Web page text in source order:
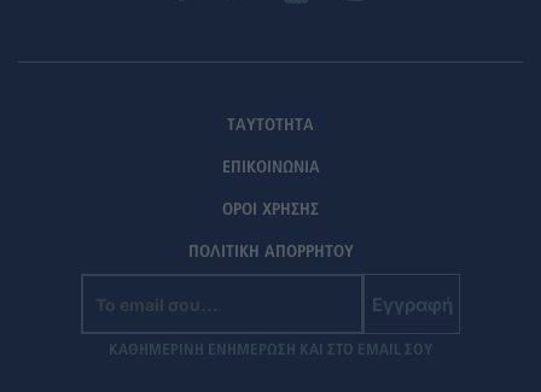
ΤΑΥΤΟΤΗΤΑ
ΕΠΙΚΟΙΝΩΝΙΑ
ΟΡΟΙ ΧΡΗΣΗΣ
ΠΟΛΙΤΙΚΗ ΑΠΟΡΡΗΤΟΥ
Εγγραφή
ΚΑΘΗΜΕΡΙΝΗ ΕΝΗΜΕΡΩΣΗ ΚΑΙ ΣΤΟ EMAIL ΣΟΥ